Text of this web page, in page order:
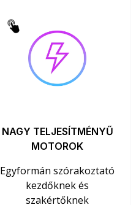
NAGY TELJESÍTMÉNYŰ
MOTOROK
Egyformán szórakoztató
kezdőknek és
szakértőknek